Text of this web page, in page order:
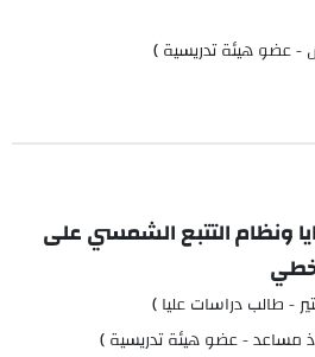
- عضو هيئة تدريسية )
ونظام التتبع الشمسي على
- طالب دراسات عليا )
مساعد - عضو هيئة تدريسية )